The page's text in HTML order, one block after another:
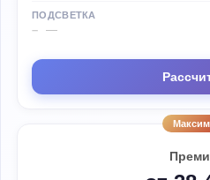
ПОДСВЕТКА
—